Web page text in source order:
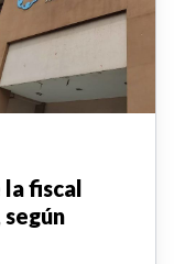
la fiscal